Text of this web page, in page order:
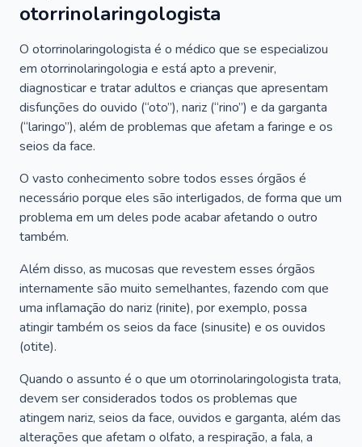
otorrinolaringologista
O otorrinolaringologista é o médico que se especializou
em otorrinolaringologia e está apto a prevenir,
diagnosticar e tratar adultos e crianças que apresentam
disfunções do ouvido (“oto”), nariz (“rino”) e da garganta
(“laringo”), além de problemas que afetam a faringe e os
seios da face.
O vasto conhecimento sobre todos esses órgãos é
necessário porque eles são interligados, de forma que um
problema em um deles pode acabar afetando o outro
também.
Além disso, as mucosas que revestem esses órgãos
internamente são muito semelhantes, fazendo com que
uma inflamação do nariz (rinite), por exemplo, possa
atingir também os seios da face (sinusite) e os ouvidos
(otite).
Quando o assunto é o que um otorrinolaringologista trata,
devem ser considerados todos os problemas que
atingem nariz, seios da face, ouvidos e garganta, além das
alterações que afetam o olfato, a respiração, a fala, a